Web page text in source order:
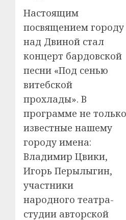
Настоящим
посвящением городу
над Двиной стал
концерт бардовской
песни «Под сенью
витебской
прохлады». В
программе не только
известные нашему
городу имена:
Владимир Цвики,
Игорь Перылыгин,
участники
народного театра-
студии авторской